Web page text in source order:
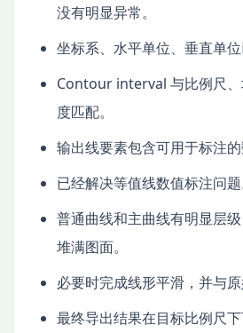
没有明显异常。
坐标系、水平单位、垂直单位
Contour interval 与比例尺
度匹配。
输出线要素包含可用于标注的
已经解决等值线数值标注问题
普通曲线和主曲线有明显层
堆满图面。
必要时完成线形平滑，并与原
最终导出结果在目标比例尺